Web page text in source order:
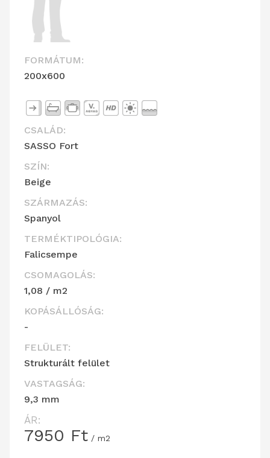
FORMÁTUM:
200x600
CSALÁD:
SASSO Fort
SZÍN:
Beige
SZÁRMAZÁS:
Spanyol
TERMÉKTIPOLÓGIA:
Falicsempe
CSOMAGOLÁS:
1,08 / m2
KOPÁSÁLLÓSÁG:
-
FELÜLET:
Strukturált felület
VASTAGSÁG:
9,3 mm
ÁR:
7950 Ft / m2